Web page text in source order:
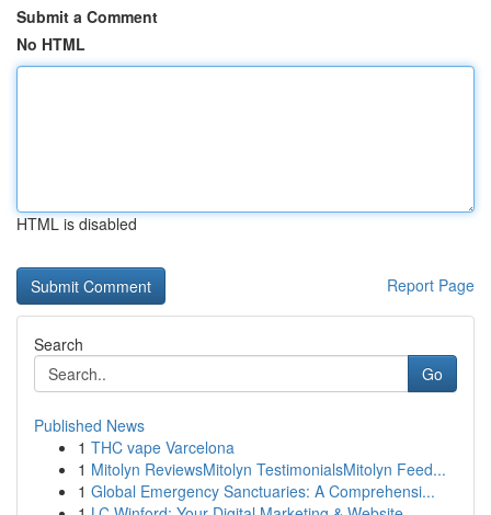
Submit a Comment
No HTML
HTML is disabled
Report Page
Search
Go
Published News
1 THC vape Varcelona
1 Mitolyn ReviewsMitolyn TestimonialsMitolyn Feed...
1 Global Emergency Sanctuaries: A Comprehensi...